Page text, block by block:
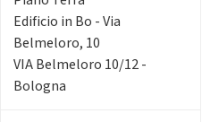
Edificio in Bo - Via
Belmeloro, 10
VIA Belmeloro 10/12 -
Bologna